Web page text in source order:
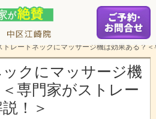
トレートネックにマッサージ機は効果ある？
クにマッサージ機
専門家がストレー
！＞